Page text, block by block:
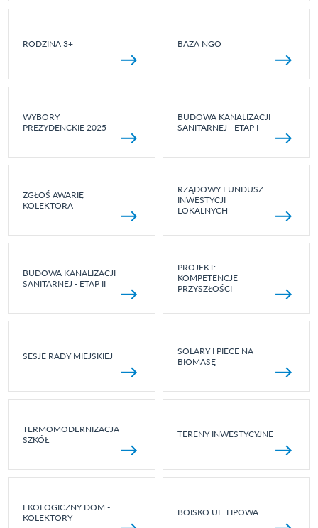
RODZINA 3+ BAZA NGO
WYBORY
PREZYDENCKIE 2025
BUDOWA KANALIZACJI
SANITARNEJ - ETAP I
ZGŁOŚ AWARIĘ
KOLEKTORA
RZĄDOWY FUNDUSZ
INWESTYCJI
LOKALNYCH
BUDOWA KANALIZACJI
SANITARNEJ - ETAP II
PROJEKT:
KOMPETENCJE
PRZYSZŁOŚCI
SESJE RADY MIEJSKIEJ
SOLARY I PIECE NA
BIOMASĘ
TERMOMODERNIZACJA
SZKÓŁ
TERENY INWESTYCYJNE
EKOLOGICZNY DOM -
KOLEKTORY
BOISKO UL. LIPOWA